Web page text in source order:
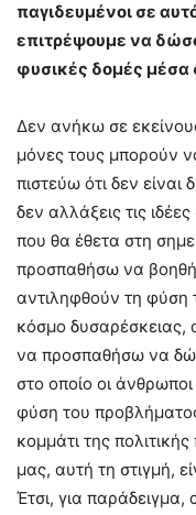
παγιδευμένοι σε
επιτρέψουμε να
φυσικές δομές μέσα
Δεν ανήκω σε
μόνες τους μπορούν
πιστεύω ότι δεν
δεν αλλάξεις τις
που θα έθετα στη
προσπαθήσω να
αντιληφθούν τη φύση
κόσμο δυσαρέσκειας,
να προσπαθήσω να
στο οποίο οι
φύση του
κομμάτι της
μας, αυτή τη στιγμή,
Έτσι, για παράδειγμα,